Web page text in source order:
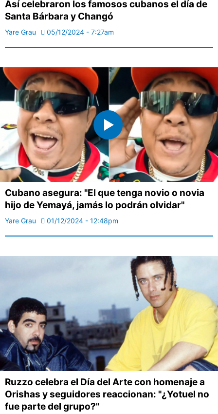
Así celebraron los famosos cubanos el día de
Santa Bárbara y Changó
Yare Grau 05/12/2024 - 7:27am
Cubano asegura: "El que tenga novio o novia
hijo de Yemayá, jamás lo podrán olvidar"
Yare Grau 01/12/2024 - 12:48pm
Ruzzo celebra el Día del Arte con homenaje a
Orishas y seguidores reaccionan: "¿Yotuel no
fue parte del grupo?"